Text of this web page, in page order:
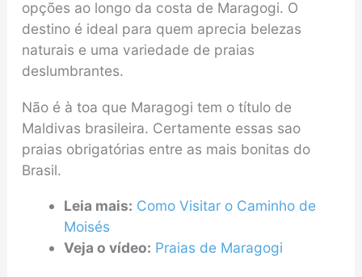
opções ao longo da costa de Maragogi. O
destino é ideal para quem aprecia belezas
naturais e uma variedade de praias
deslumbrantes.
Não é à toa que Maragogi tem o título de
Maldivas brasileira. Certamente essas sao
praias obrigatórias entre as mais bonitas do
Brasil.
Leia mais: Como Visitar o Caminho de
Moisés
Veja o vídeo: Praias de Maragogi